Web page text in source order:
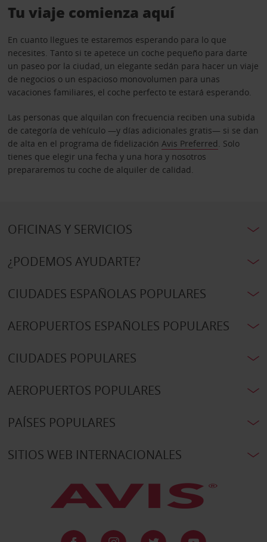
Tu viaje comienza aquí
En cuanto llegues te estaremos esperando para lo que
necesites. Tanto si te apetece un coche pequeño para darte
un paseo por la ciudad, un elegante sedán para hacer un viaje
de negocios o un espacioso monovolumen para unas
vacaciones familiares, el coche perfecto te estará esperando.
Las personas que alquilan con frecuencia reciben una subida
de categoría de vehículo —y días adicionales gratis— si se dan
de alta en el programa de fidelización Avis Preferred. Solo
tienes que elegir una fecha y una hora y nosotros
prepararemos tu coche de alquiler de calidad.
OFICINAS Y SERVICIOS
¿PODEMOS AYUDARTE?
CIUDADES ESPAÑOLAS POPULARES
AEROPUERTOS ESPAÑOLES POPULARES
CIUDADES POPULARES
AEROPUERTOS POPULARES
PAÍSES POPULARES
SITIOS WEB INTERNACIONALES